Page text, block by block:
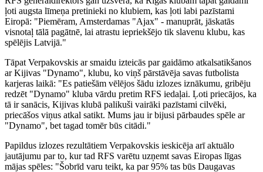
ļoti augsta līmeņa pretinieki no klubiem, kas ļoti labi pazīstami
Eiropā: "Piemēram, Amsterdamas "Ajax" - manuprāt, jāskatās
visnotaļ tālā pagātnē, lai atrastu iepriekšējo tik slavenu klubu, kas
spēlējis Latvijā."
Tāpat Verpakovskis ar smaidu izteicās par gaidāmo atkalsatikšanos
ar Kijivas "Dynamo", klubu, ko viņš pārstāvēja savas futbolista
karjeras laikā: "Es patiešām vēlējos šādu izlozes iznākumu, gribēju
redzēt "Dynamo" kluba vārdu pretim RFS iedaļai. Ļoti priecājos, ka
tā ir sanācis, Kijivas klubā palikuši vairāki pazīstami cilvēki,
priecāšos viņus atkal satikt. Mums jau ir bijusi pārbaudes spēle ar
"Dynamo", bet tagad tomēr būs citādi."
Papildus izlozes rezultātiem Verpakovskis ieskicēja arī aktuālo
jautājumu par to, kur tad RFS varētu uzņemt savas Eiropas līgas
mājas spēles: "Šobrīd varu teikt, ka par 95% tas būs Daugavas